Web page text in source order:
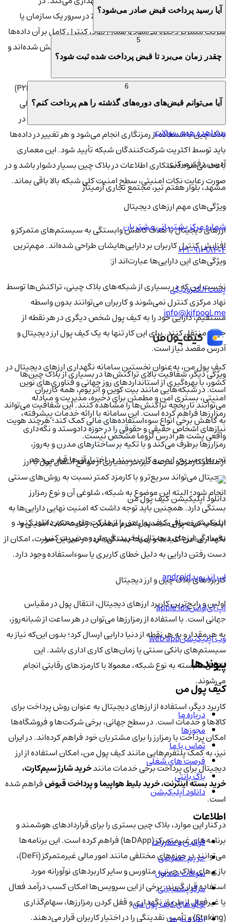
سیستم‌های سنتی، اطلاعات شما معمولا در سرور یک سازمان یا
شرکت متمرکز ذخیره می‌شود و همان نهاد، کنترل کامل بر آن داده‌ها
دارد. اما در بلاک چین، داده‌ها در میان اعضای شبکه پخش شده‌اند و
هیچ نهاد واحدی کنترل مطلق بر کل اطلاعات ندارد.
تراکنش‌ها در شبکه‌های بلاک چینی به صورت همتا به همتا (P2P)
انجام می‌شود؛ یعنی کاربران بدون واسطه مستقیم بانکی یا مالی
می‌توانند دارایی خود را منتقل کنند. ارتباط بلوک‌های اطلاعاتی در
بلاک چین با استفاده از رمزنگاری انجام می‌شود و هر تغییر در داده‌ها
باید توسط اکثریت شرکت‌کنندگان شبکه تأیید شود. این معماری
باعث می‌شود دستکاری اطلاعات در بلاک چین بسیار دشوار باشد و در
صورت رعایت نکات امنیتی، سطح امنیت کلی شبکه بالا باقی بماند.
ویژگی‌های مهم ارزهای دیجیتال
ارزهای دیجیتال با هدف کاهش وابستگی به سیستم‌های متمرکز و
افزایش کنترل کاربران بر دارایی‌هایشان طراحی شده‌اند. مهم‌ترین
ویژگی‌های این دارایی‌ها عبارت‌اند از:
نخست این که در بسیاری از شبکه‌های بلاک چینی، تراکنش‌ها توسط
نهاد مرکزی کنترل نمی‌شوند و کاربران می‌توانند بدون واسطه
مستقیم، دارایی خود را به کیف پول شخص دیگری در هر نقطه از
جهان منتقل کنند. برای این کار تنها به یک کیف پول ارز دیجیتال و
آدرس مقصد نیاز است.
ویژگی دیگر، شفافیت بالای تراکنش‌ها در بسیاری از بلاک چین‌ها
است. در شبکه‌هایی مانند بیت کوین و اتریوم، همه کاربران
می‌توانند تاریخچه تراکنش‌ها را مشاهده کنند. این شفافیت می‌تواند
به کاهش برخی انواع سوءاستفاده‌های مالی کمک کند؛ هرچند هویت
واقعی پشت هر آدرس لزوما مشخص نیست.
از منظر کارمزد و سرعت نیز، در بسیاری از مواقع انتقال پول با ارز
دیجیتال می‌تواند سریع‌تر و با کارمزد کمتر نسبت به روش‌های سنتی
انجام شود؛ البته این موضوع به شبکه، شلوغی آن و نوع رمزارز
بستگی دارد. همچنین باید توجه داشت که امنیت نهایی دارایی‌ها به
انتخاب کیف پول مناسب، پلتفرم مطمئن، رعایت نکات امنیتی و
نگهداری امن کلیدها و رمزها بستگی دارد؛ در غیر این صورت، امکان از
دست رفتن دارایی به دلیل خطای کاربری یا سوءاستفاده وجود دارد.
کاربردهای بلاک چین و ارز دیجیتال
اولین و رایج‌ترین کاربرد ارزهای دیجیتال، انتقال پول در مقیاس
جهانی است. با استفاده از رمزارزها می‌توان در هر ساعت از شبانه‌روز،
به هر مقدار و به هر نقطه از دنیا دارایی ارسال کرد؛ بدون این‌که نیاز به
سیستم‌های بانکی سنتی یا زمان‌های کاری اداری باشد. این
انتقال‌ها بسته به نوع شبکه، معمولا با کارمزدهای رقابتی انجام
می‌شوند.
کاربرد دیگر، استفاده از ارزهای دیجیتال به عنوان روش پرداخت برای
کالاها و خدمات است. در سطح جهانی، برخی شرکت‌ها و فروشگاه‌ها
امکان پرداخت با رمزارز را برای مشتریان خود فراهم کرده‌اند. در ایران
نیز، به کمک پلتفرم‌هایی مانند کیف پول من، امکان استفاده از ارز
دیجیتال برای پرداخت برخی خدمات مانندخرید شارژ سیم‌کارت،
خرید بسته اینترنت، خرید بلیط هواپیما و پرداخت قبوضفراهم شده
است.
در کنار این موارد، بلاک چین بستری را برای قراردادهای هوشمند و
برنامه‌های غیرمتمرکز (DAppها) فراهم کرده است. این برنامه‌ها
می‌توانند در حوزه‌های مختلفی مانند امور مالی غیرمتمرکز (DeFi)،
بازی‌های بلاک چینی، متاورس و سایر کاربردهای نوآورانه مورد
استفاده قرار گیرند. برخی از این سرویس‌ها امکان کسب درآمد فعال
یا غیرفعال از طریق نگهداری و قفل کردن رمزارزها، سهام‌گذاری
آیا رسید پرداخت قبض صادر می‌شود؟
چقدر زمان می‌برد تا قبض پرداخت شده ثبت شود؟
آیا می‌توانم قبض‌های دوره‌های گذشته را هم پرداخت کنم؟
مشاهده همه سوالات
آدرس دفتر مرکزی
مشهد، بلوار هفتم تیر، مجتمع تجاری آرمیتاژ
شماره مرکز پشتیبانی مشتریان
021-91098404
پست الکترونیکی
info@kifpool.me
کیف‌ پول من، به‌عنوان نخستین سامانه نگهداری ارزهای دیجیتال در
کشور، با بهره‌گیری از استانداردهای روز جهانی و فناوری‌های نوین
امنیتی، بستری امن و مطمئن برای ذخیره، مدیریت و مبادله
رمزارزها فراهم کرده است. این سامانه با ارائه خدمات پیشرفته،
نیازهای اشخاص حقیقی و حقوقی را در حوزه دادوستد و نگه‌داری
رمزارزها برطرف می‌کند و با تکیه بر ساختارهای مدرن و به‌روز،
تجربه‌ای سریع، ایمن و کاربرپسند در اختیار آن‌ها قرار می‌دهد.
دانلود اپلیکیشن کیف‌ پول من
اپلیکیشن صرافی کیف پول من را از مارکت‌های معتبر دانلود کنید و
به‌سادگی ارزهای دیجیتال را خرید، فروش و مدیریت کنید.
اپ اندرویدandroid
اپ آی‌او‌اسapple ios
وب اپلیکیشنweb app
پیوندها
کیف پول من
درباره ما
مجوزها
تماس با ما
فرصت های شغلی
باگ بانتی
دانلود اپلیکیشن
اطلاعات
قوانین و مقررات
حریم خصوصی
سوالات متداول
مرکز پشتیبانی
لوگو های کیف پول من